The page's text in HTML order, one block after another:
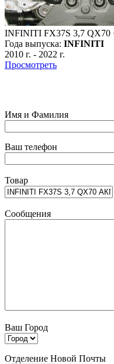
INFINITI FX37S 3,7 QX70
Года выпуска: INFINITI
2010 г. - 2022 г.
Просмотреть
Имя и Фамилия
Ваш телефон
Товар
Сообщения
Ваш Город
Отделение Новой Почты